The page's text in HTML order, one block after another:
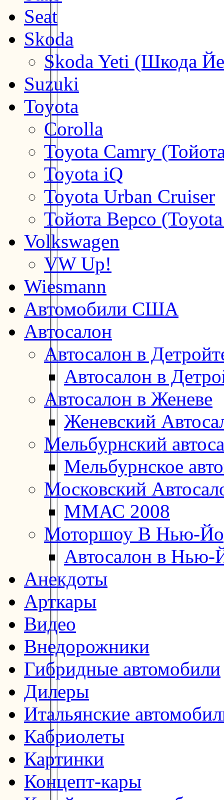
Seat
Skoda
Skoda Yeti (Шкода
Suzuki
Toyota
Corolla
Toyota Camry
Toyota iQ
Toyota Urban Cruiser
Тойота Версо
Volkswagen
VW Up!
Wiesmann
Автомобили США
Автосалон
Автосалон в
Автосалон в
Автосалон в Женеве
Женевский
Мельбурнский
Мельбурнское
Московский
ММАС 2008
Моторшоу В Нью-
Автосалон в Нью-
Анекдоты
Арткары
Видео
Внедорожники
Гибридные автомобили
Дилеры
Итальянские
Кабриолеты
Картинки
Концепт-кары